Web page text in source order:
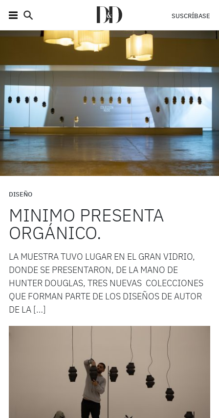
SUSCRÍBASE
DISEÑO
MINIMO PRESENTA
ORGÁNICO.
LA MUESTRA TUVO LUGAR EN EL GRAN VIDRIO,
DONDE SE PRESENTARON, DE LA MANO DE
HUNTER DOUGLAS, TRES NUEVAS COLECCIONES
QUE FORMAN PARTE DE LOS DISEÑOS DE AUTOR
DE LA […]